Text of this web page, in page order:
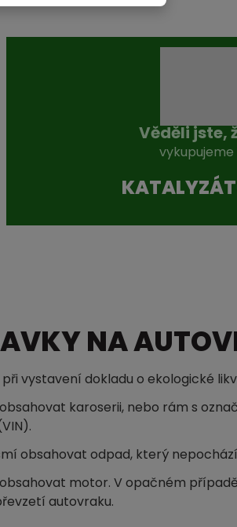
Věděli jste,
vykupujeme
NA
vystavení dokladu o ekologické
karoserii, nebo rám s
obsahovat odpad, který nepochází
motor. V opačném
autovraku.